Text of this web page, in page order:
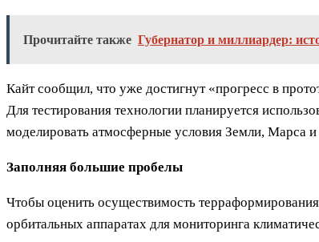
Прочитайте также Губернатор и миллиардер:
Кайт сообщил, что уже достигнут «прогресс в
Для тестирования технологии планируется
моделировать атмосферные условия Земли, Марса и
Заполняя большие пробелы
Чтобы оценить осуществимость
орбитальных аппаратах для мониторинга